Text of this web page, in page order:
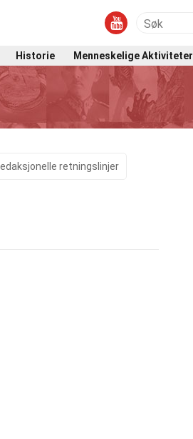
Historie Menneskelige Aktiviteter
retningslinjer